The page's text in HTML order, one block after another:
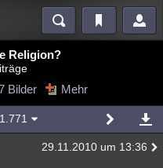
Videos
Mystery Kriminalfälle
Religion?
Bilder Mehr
29.11.2010 um 13:36